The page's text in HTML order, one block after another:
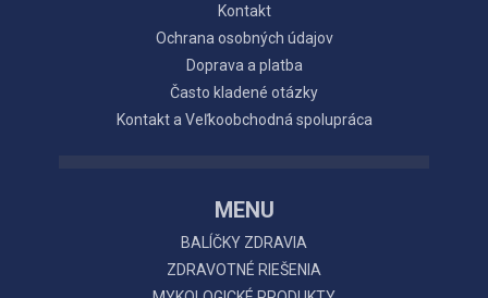
Kontakt
Ochrana osobných údajov
Doprava a platba
Často kladené otázky
Kontakt a Veľkoobchodná spolupráca
MENU
BALÍČKY ZDRAVIA
ZDRAVOTNÉ RIEŠENIA